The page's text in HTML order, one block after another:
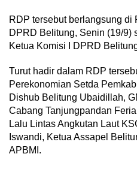
RDP tersebut berlangsung di
DPRD Belitung, Senin (19/9)
Ketua Komisi I DPRD
Turut hadir dalam RDP
Perekonomian Setda
Dishub Belitung Ubaidillah,
Cabang Tanjungpandan
Lalu Lintas Angkutan Laut
Iswandi, Ketua Assapel
APBMI.